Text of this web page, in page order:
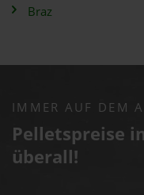
Braz
IMMER AUF DEM
Pelletspreise
überall!